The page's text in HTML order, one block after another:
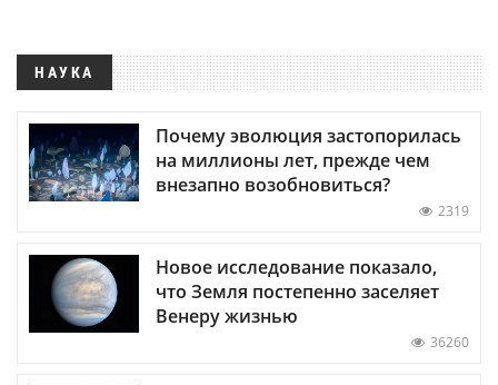
НАУКА
Почему эволюция застопорилась
на миллионы лет, прежде чем
внезапно возобновиться?
2319
Новое исследование показало,
что Земля постепенно заселяет
Венеру жизнью
36260